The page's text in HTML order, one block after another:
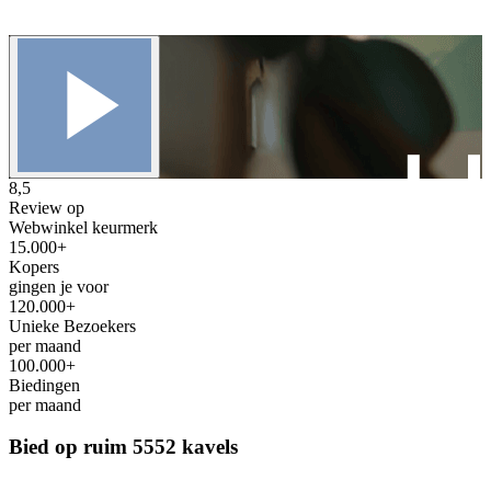
8,5
Review op
Webwinkel keurmerk
15.000+
Kopers
gingen je voor
120.000+
Unieke Bezoekers
per maand
100.000+
Biedingen
per maand
Bied op ruim 5552 kavels